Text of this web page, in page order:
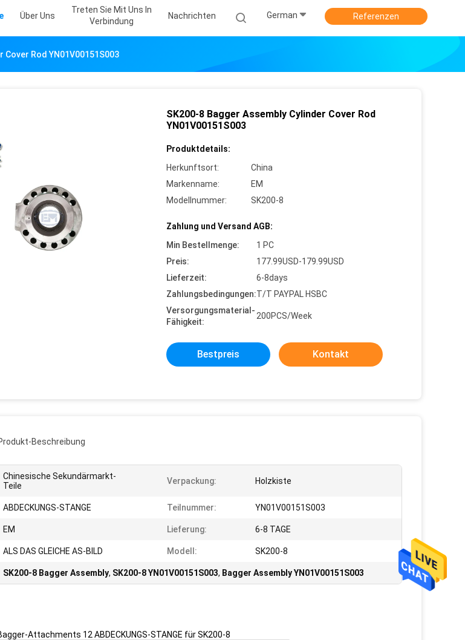
Über Uns
Treten Sie Mit Uns In
Verbindung
Nachrichten German Referenzen
Cover Rod YN01V00151S003
SK200-8 Bagger Assembly Cylinder Cover Rod
YN01V00151S003
Produktdetails:
Herkunftsort:
China
Markenname:
EM
Modellnummer:
SK200-8
Zahlung und Versand AGB:
Min Bestellmenge:
1 PC
Preis:
177.99USD-179.99USD
Lieferzeit:
6-8days
Zahlungsbedingungen:T/T PAYPAL HSBC
Versorgungsmaterial-
Fähigkeit:
200PCS/Week
Bestpreis Kontakt
Beschreibung
Chinesische Sekundärmarkt-
Teile
Verpackung: Holzkiste
ABDECKUNGS-STANGE Teilnummer: YN01V00151S003
EM Lieferung: 6-8 TAGE
ALS DAS GLEICHE AS-BILD Modell: SK200-8
SK200-8 Bagger Assembly, SK200-8 YN01V00151S003, Bagger Assembly YN01V00151S003
Attachments 12 ABDECKUNGS-STANGE für SK200-8